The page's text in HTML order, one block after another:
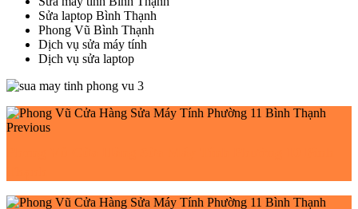
Sửa laptop Bình Thạnh
Phong Vũ Bình Thạnh
Dịch vụ sửa máy tính
Dịch vụ sửa laptop
Previous